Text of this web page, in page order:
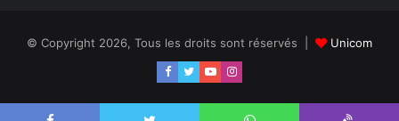
© Copyright 2026, Tous les droits sont réservés |
Unicom
Facebook
TwitterYouTubeInstagram